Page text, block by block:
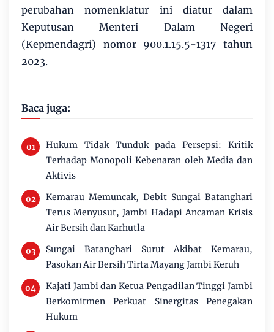
perubahan nomenklatur ini diatur dalam
Keputusan Menteri Dalam Negeri
(Kepmendagri) nomor 900.1.15.5-1317 tahun
2023.
Baca juga:
Hukum Tidak Tunduk pada Persepsi: Kritik
Terhadap Monopoli Kebenaran oleh Media dan
Aktivis
Kemarau Memuncak, Debit Sungai Batanghari
Terus Menyusut, Jambi Hadapi Ancaman Krisis
Air Bersih dan Karhutla
Sungai Batanghari Surut Akibat Kemarau,
Pasokan Air Bersih Tirta Mayang Jambi Keruh
Kajati Jambi dan Ketua Pengadilan Tinggi Jambi
Berkomitmen Perkuat Sinergitas Penegakan
Hukum